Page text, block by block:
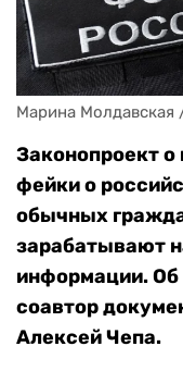
Марина Молдавская
Законопроект
фейки о
обычных
зарабатывают
информации. Об
соавтор
Алексей Чепа.